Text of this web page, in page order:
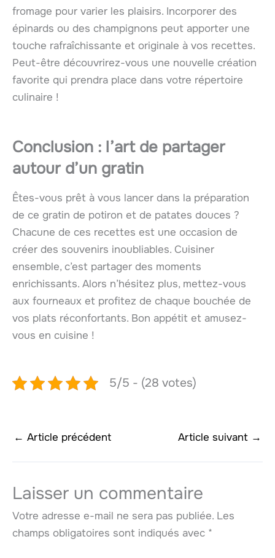
fromage pour varier les plaisirs. Incorporer des
épinards ou des champignons peut apporter une
touche rafraîchissante et originale à vos recettes.
Peut-être découvrirez-vous une nouvelle création
favorite qui prendra place dans votre répertoire
culinaire !
Conclusion : l’art de partager
autour d’un gratin
Êtes-vous prêt à vous lancer dans la préparation
de ce gratin de potiron et de patates douces ?
Chacune de ces recettes est une occasion de
créer des souvenirs inoubliables. Cuisiner
ensemble, c’est partager des moments
enrichissants. Alors n’hésitez plus, mettez-vous
aux fourneaux et profitez de chaque bouchée de
vos plats réconfortants. Bon appétit et amusez-
vous en cuisine !
5/5 - (28 votes)
← Article précédent Article suivant →
Laisser un commentaire
Votre adresse e-mail ne sera pas publiée. Les
champs obligatoires sont indiqués avec *